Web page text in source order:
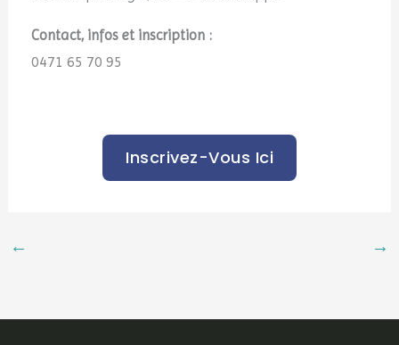
Contact, infos et inscription :
0471 65 70 95
Inscrivez-Vous Ici
← →